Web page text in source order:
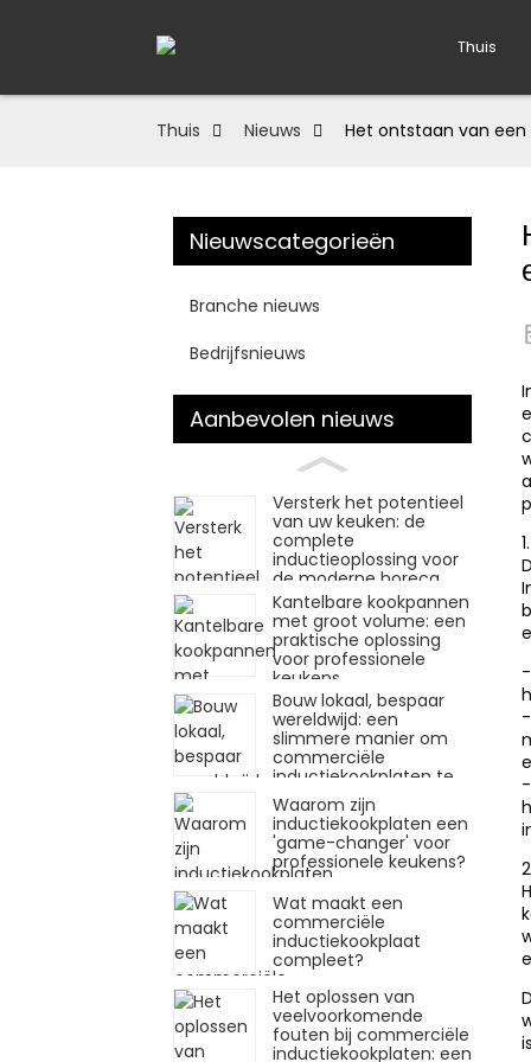
Thuis
Thuis Nieuws Het ontstaan ​​van
Nieuwscategorieën
Branche nieuws
Bedrijfsnieuws
Aanbevolen nieuws
Versterk het potentieel
van uw keuken: de
complete
inductieoplossing voor
de moderne horeca
Kantelbare kookpannen
met groot volume: een
praktische oplossing
voor professionele
keukens
Bouw lokaal, bespaar
wereldwijd: een
slimmere manier om
commerciële
inductiekookplaten te
importeren
Waarom zijn
inductiekookplaten een
'game-changer' voor
professionele keukens?
Wat maakt een
commerciële
inductiekookplaat
compleet?
Het oplossen van
veelvoorkomende
fouten bij commerciële
inductiekookplaten: een